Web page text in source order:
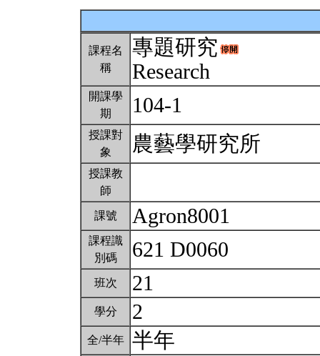
課程名
稱
專題研究
Research
開課學
期
104-1
授課對
象
農藝學研究所
授課教
師
課號 Agron8001
課程識
別碼
621 D0060
班次 21
學分 2
全/半年 半年